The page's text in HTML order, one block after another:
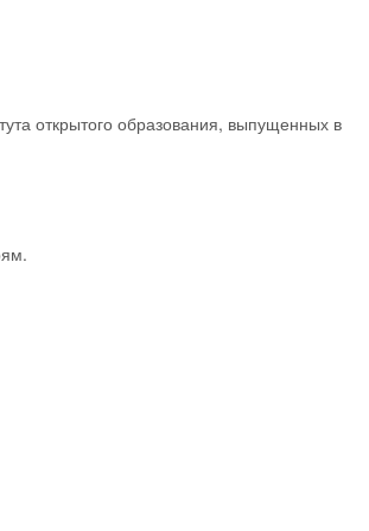
открытого образования, выпущенных в